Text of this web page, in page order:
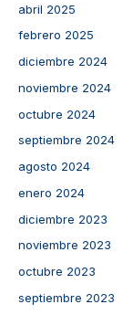
abril 2025
febrero 2025
diciembre 2024
noviembre 2024
octubre 2024
septiembre 2024
agosto 2024
enero 2024
diciembre 2023
noviembre 2023
octubre 2023
septiembre 2023